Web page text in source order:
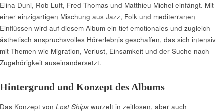
Elina Duni, Rob Luft, Fred Thomas und Matthieu Michel einfängt. Mit
einer einzigartigen Mischung aus Jazz, Folk und mediterranen
Einflüssen wird auf diesem Album ein tief emotionales und zugleich
ästhetisch anspruchsvolles Hörerlebnis geschaffen, das sich intensiv
mit Themen wie Migration, Verlust, Einsamkeit und der Suche nach
Zugehörigkeit auseinandersetzt.
Hintergrund und Konzept des Albums
Das Konzept von Lost Ships wurzelt in zeitlosen, aber auch